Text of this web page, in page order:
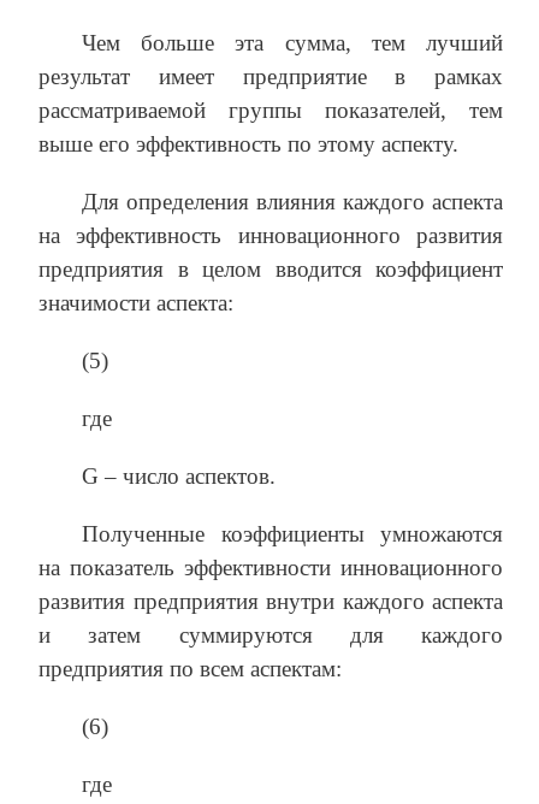
Чем больше эта сумма, тем лучший
результат имеет предприятие в рамках
рассматриваемой группы показателей, тем
выше его эффективность по этому аспекту.
Для определения влияния каждого аспекта
на эффективность инновационного развития
предприятия в целом вводится коэффициент
значимости аспекта:
(5)
где
G – число аспектов.
Полученные коэффициенты умножаются
на показатель эффективности инновационного
развития предприятия внутри каждого аспекта
и затем суммируются для каждого
предприятия по всем аспектам:
(6)
где